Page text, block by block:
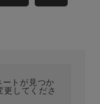
KIDS
トが見つか
更してくださ